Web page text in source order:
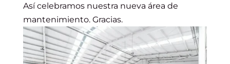
Así celebramos nuestra nueva área de
mantenimiento. Gracias.